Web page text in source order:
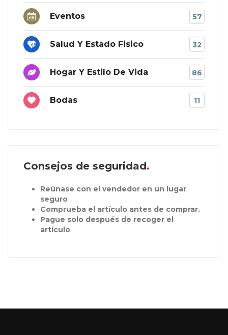
Eventos 57
Salud Y Estado Fisico 32
Hogar Y Estilo De Vida 86
Bodas 11
Consejos de seguridad
Reúnase con el vendedor en un lugar
seguro
Comprueba el artículo antes de comprar.
Pague solo después de recoger el
artículo